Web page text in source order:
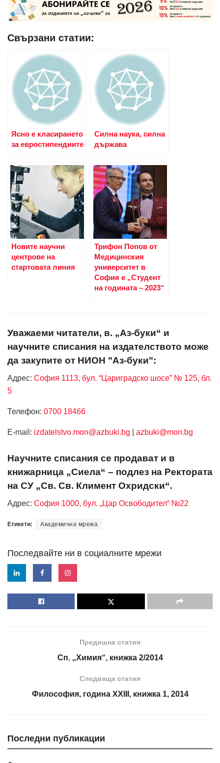
Свързани статии:
Ясно е класирането
за евростипендиите
Силна наука, силна
държава
Новите научни
центрове на
стартовата линия
Трифон Попов от
Медицинския
университет в
София е „Студент
на годината – 2023“
Уважаеми читатели, в. „Аз-буки“ и
научните списания на издателството може
да закупите от НИОН "Аз-буки":
Адрес: София 1113, бул. “Цариградско шосе” № 125, бл.
5
Телефон: 0700 18466
Е-mail: izdatelstvo.mon@azbuki.bg azbuki@mon.bg
Научните списания се продават и в
книжарница „Сиела“ – подлез на Ректората
на СУ „Св. Св. Климент Охридски“.
Адрес: София 1000, бул. „Цар Освободител“ №22
Етикети: Академична мрежа
Последвайте ни в социалните мрежи
Предишна статия
Сп. „Химия“, книжка 2/2014
Следваща статия
Философия, година XXIII, книжка 1, 2014
Последни публикации